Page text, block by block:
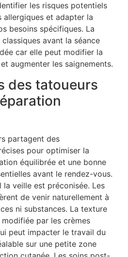
les risques potentiels
allergiques et adapter la
besoins spécifiques. La
avant la séance
car elle peut modifier la
augmenter les saignements.
des tatoueurs
partagent des
pour optimiser la
équilibrée et une bonne
avant le rendez-vous.
veille est préconisée. Les
de venir naturellement à
ni substances. La texture
par les crèmes
peut impacter le travail du
sur une petite zone